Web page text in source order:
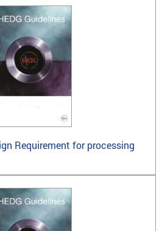
Requirement for processing